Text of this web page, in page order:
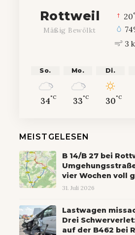
Rottweil
Mäßig Bewölkt
20°
3
So.
34°C
Mo.
33°C
Di.
30°C
MEISTGELESEN
B 14/B 27 bei
vier Wochen voll
31. Juli 2026
Lastwagen
Drei
auf der B462 bei